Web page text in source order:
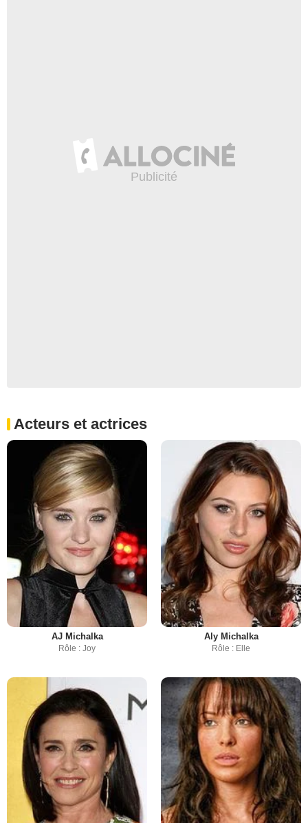
Acteurs et actrices
AJ Michalka
Rôle : Joy
Aly Michalka
Rôle : Elle